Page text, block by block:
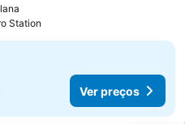
Station
Ver preços